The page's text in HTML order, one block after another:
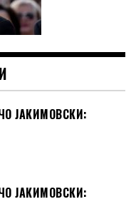
ЈАКИМОВСКИ:
ЈАКИМОВСКИ: